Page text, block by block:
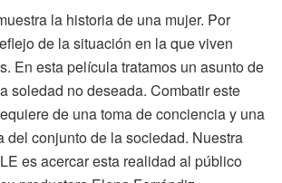
la historia de una mujer. Por
de la situación en la que viven
En esta película tratamos un asunto de
soledad no deseada. Combatir este
de una toma de conciencia y una
del conjunto de la sociedad. Nuestra
es acercar esta realidad al público